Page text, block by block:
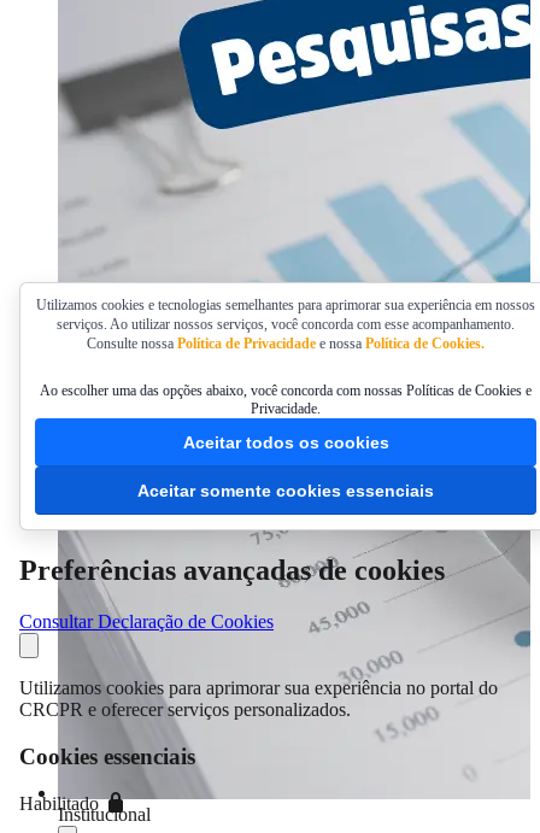
Institucional
Utilizamos cookies e tecnologias semelhantes para aprimorar sua experiência em nossos
serviços. Ao utilizar nossos serviços, você concorda com esse acompanhamento.
Consulte nossa Política de Privacidade e nossa Política de Cookies.
Ao escolher uma das opções abaixo, você concorda com nossas Políticas de Cookies e
Privacidade.
Aceitar todos os cookies
Aceitar somente cookies essenciais
Preferências avançadas de cookies
Consultar Declaração de Cookies
Utilizamos cookies para aprimorar sua experiência no portal do
CRCPR e oferecer serviços personalizados.
Cookies essenciais
Habilitado